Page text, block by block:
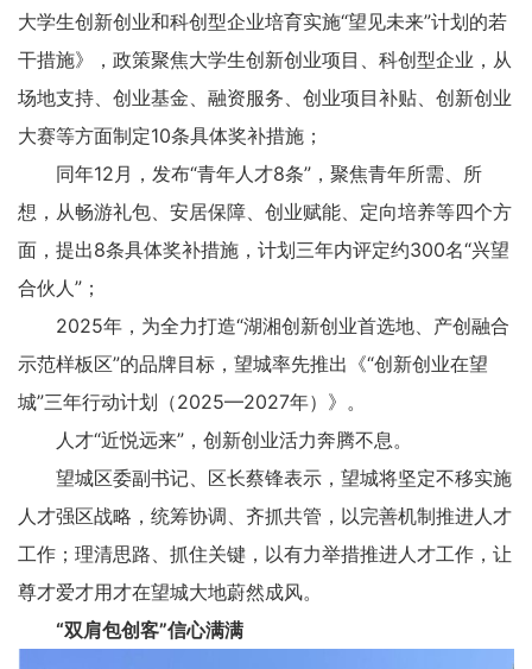
大学生创新创业和科创型企业培育实施“望见未来”计划的若
干措施》，政策聚焦大学生创新创业项目、科创型企业，从
场地支持、创业基金、融资服务、创业项目补贴、创新创业
大赛等方面制定10条具体奖补措施；
同年12月，发布“青年人才8条”，聚焦青年所需、所
想，从畅游礼包、安居保障、创业赋能、定向培养等四个方
面，提出8条具体奖补措施，计划三年内评定约300名“兴望
合伙人”；
2025年，为全力打造“湖湘创新创业首选地、产创融合
示范样板区”的品牌目标，望城率先推出《“创新创业在望
城”三年行动计划（2025—2027年）》。
人才“近悦远来”，创新创业活力奔腾不息。
望城区委副书记、区长蔡锋表示，望城将坚定不移实施
人才强区战略，统筹协调、齐抓共管，以完善机制推进人才
工作；理清思路、抓住关键，以有力举措推进人才工作，让
尊才爱才用才在望城大地蔚然成风。
“双肩包创客”信心满满